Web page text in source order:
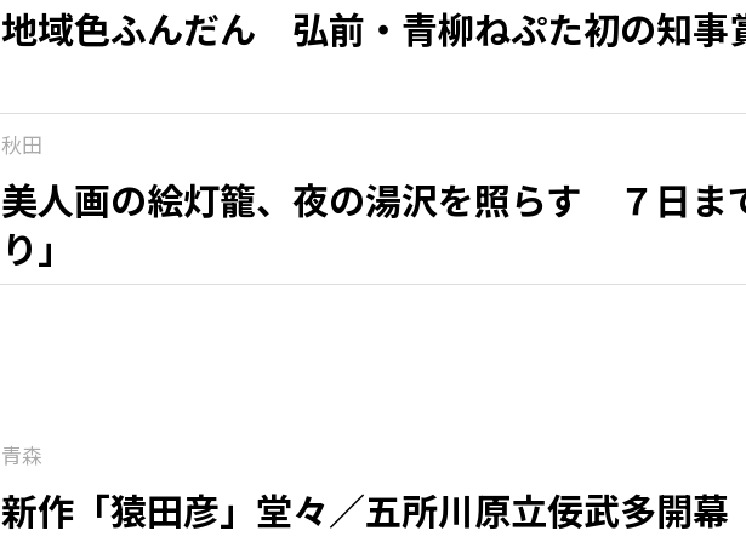
地域色ふんだん 弘前・青柳ねぷた初の知事
秋田
美人画の絵灯籠、夜の湯沢を照らす ７日ま
り」
青森
新作「猿田彦」堂々／五所川原立佞武多開幕